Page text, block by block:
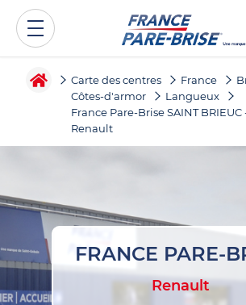
Carte des centres France
Côtes-d'armor
Langueux
France Pare-Brise SAINT BRIEUC
Renault
FRANCE PARE-
Renault